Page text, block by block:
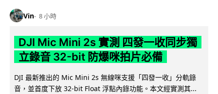
Vin 8 小時
DJI Mic Mini 2s 實測 四發一收同步獨
立錄音 32-bit 防爆咪拍片必備
DJI 最新推出的 Mic Mini 2s 無線咪支援「四發一收」分軌錄
音，並首度下放 32-bit Float 浮點內錄功能。本文經實測其...